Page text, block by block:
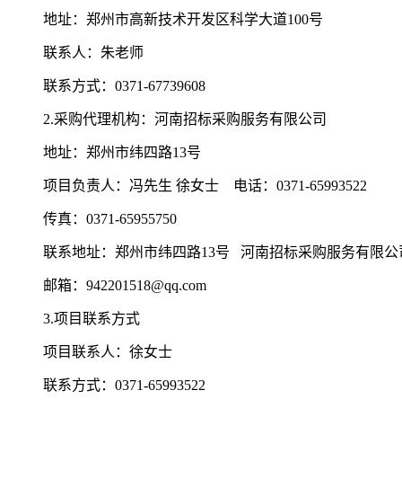
地址：郑州市高新技术开发区科学大道100号
联系人：朱老师
联系方式： 0371-67739608
2.采购代理机构：河南招标采购服务有限公司
地址：郑州市纬四路13号
项目负责人：冯先生 徐女士 电话： 0371-65993522
传真： 0371-65955750
联系地址：郑州市纬四路13号 河南招标采购服务有限公
邮箱： 942201518@qq.com
3.项目联系方式
项目联系人：徐女士
联系方式： 0371-65993522